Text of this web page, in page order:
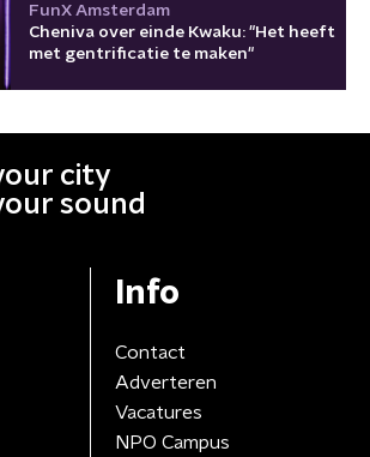
FunX Amsterdam
Cheniva over einde Kwaku: "Het heeft
met gentrificatie te maken"
city
sound
Info
Contact
Adverteren
Vacatures
NPO Campus